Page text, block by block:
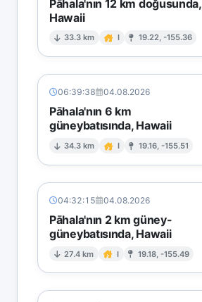
Pāhala'nın 12 km doğusunda,
Hawaii
33.3 km I 19.22, -155.36
06:39:38 04.08.2026
Pāhala'nın 6 km
güneybatısında, Hawaii
34.3 km I 19.16, -155.51
04:32:15 04.08.2026
Pāhala'nın 2 km güney-
güneybatısında, Hawaii
27.4 km I 19.18, -155.49